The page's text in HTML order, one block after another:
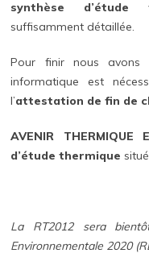
synthèse d’étude
suffisamment détaillée.
Pour finir nous avons
informatique est
l’attestation de fin de
AVENIR THERMIQUE
d’étude thermique
La RT2012 sera
Environnementale 2020